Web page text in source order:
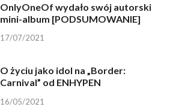
OnlyOneOf wydało swój autorski
mini-album [PODSUMOWANIE]
17/07/2021
O życiu jako idol na „Border:
Carnival” od ENHYPEN
16/05/2021